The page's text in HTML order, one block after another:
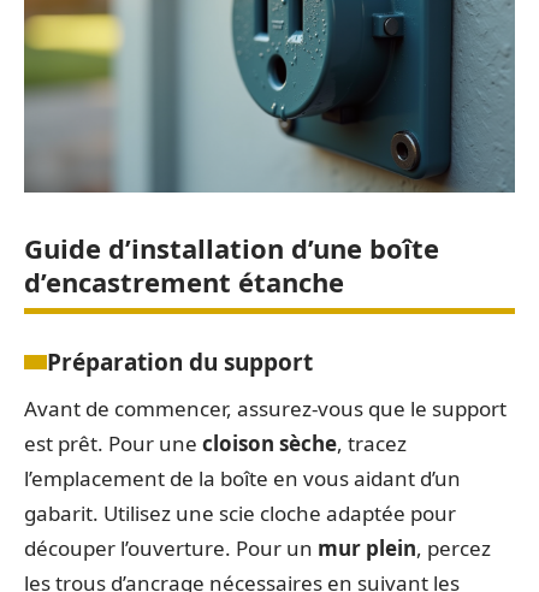
Guide d’installation d’une boîte
d’encastrement étanche
Préparation du support
Avant de commencer, assurez-vous que le support
est prêt. Pour une cloison sèche, tracez
l’emplacement de la boîte en vous aidant d’un
gabarit. Utilisez une scie cloche adaptée pour
découper l’ouverture. Pour un mur plein, percez
les trous d’ancrage nécessaires en suivant les